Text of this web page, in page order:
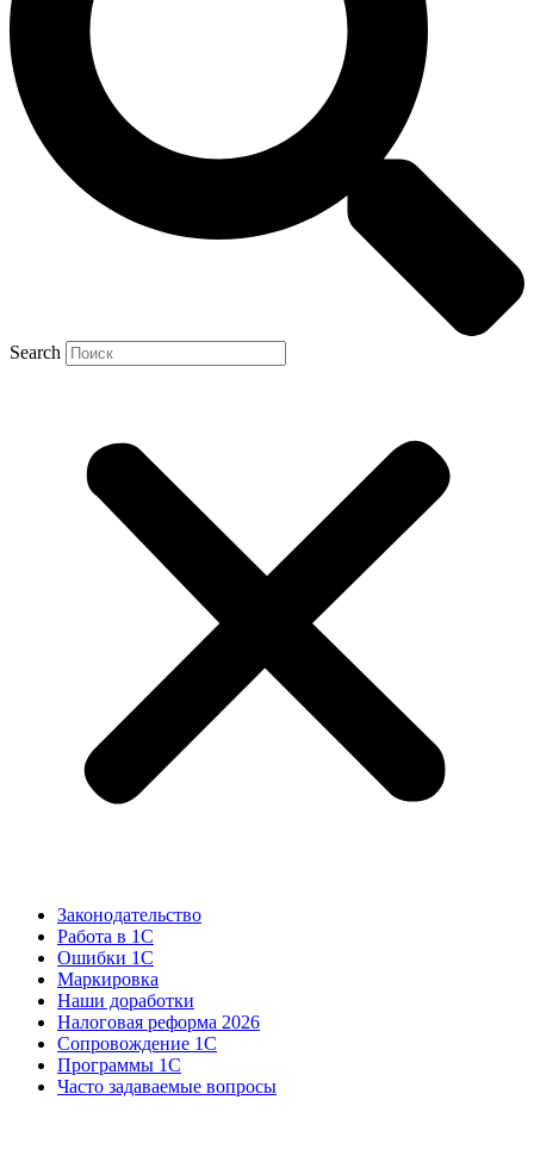
Search
Законодательство
Работа в 1С
Ошибки 1С
Маркировка
Наши доработки
Налоговая реформа 2026
Сопровождение 1С
Программы 1С
Часто задаваемые вопросы